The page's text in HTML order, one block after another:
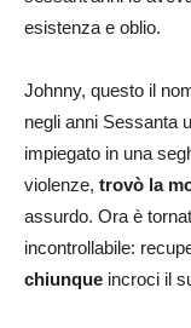
esistenza e oblio.
Johnny, questo il
negli anni Sessanta
impiegato in una
violenze, trovò la
assurdo. Ora è
incontrollabile:
chiunque incroci il